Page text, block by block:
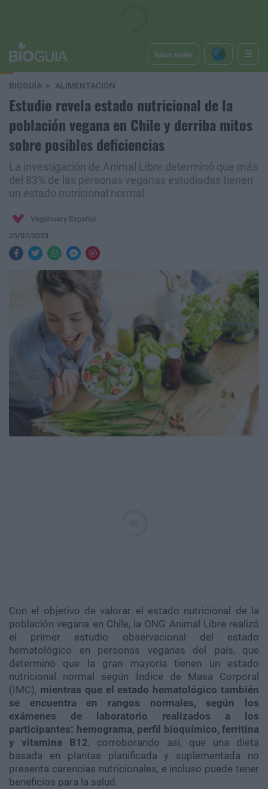
Iniciar sesión
BIOGUÍA ALIMENTACIÓN
Estudio revela estado nutricional de la
población vegana en Chile y derriba mitos
sobre posibles deficiencias
La investigación de Animal Libre determinó que más
del 83% de las personas veganas estudiadas tienen
un estado nutricional normal.
Veganuary Español
25/07/2023
Con el objetivo de valorar el estado nutricional de la
población vegana en Chile, la ONG Animal Libre realizó
el primer estudio observacional del estado
hematológico en personas veganas del país, que
determinó que la gran mayoría tienen un estado
nutricional normal según Índice de Masa Corporal
(IMC), mientras que el estado hematológico también
se encuentra en rangos normales, según los
exámenes de laboratorio realizados a los
participantes: hemograma, perfil bioquímico, ferritina
y vitamina B12, corroborando así, que una dieta
basada en plantas planificada y suplementada no
presenta carencias nutricionales, e incluso puede tener
beneficios para la salud.